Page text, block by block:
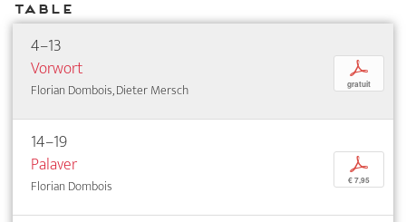
Table
4–13
Vorwort
Florian Dombois, Dieter Mersch
p
gratuit
14–19
Palaver
Florian Dombois
p
€ 7,95